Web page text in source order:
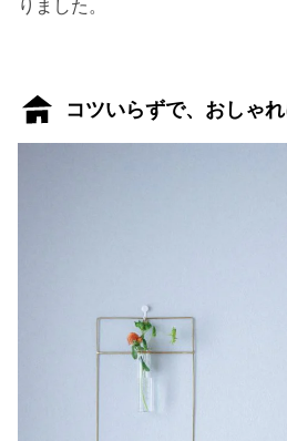
りました。
コツいらずで、おしゃ